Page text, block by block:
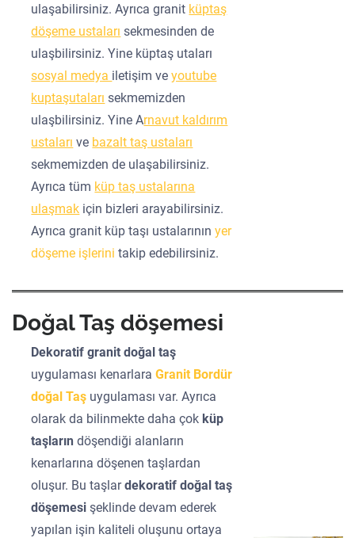
ulaşabilirsiniz. Ayrıca granit küptaş
döşeme ustaları sekmesinden de
ulaşbilirsiniz. Yine küptaş utaları
sosyal medya iletişim veyoutube
kuptaşutaları sekmemizden
ulaşbilirsiniz. Yine Arnavut kaldırım
ustaları ve bazalt taş ustaları
sekmemizden de ulaşabilirsiniz.
Ayrıca tüm küp taş ustalarına
ulaşmak için bizleri arayabilirsiniz.
Ayrıca granit küp taşı ustalarının yer
döşeme işlerini takip edebilirsiniz.
Doğal Taş döşemesi
Dekoratif granit doğal taş
uygulaması kenarlaraGranit Bordür
doğal Taş uygulaması var. Ayrıca
olarak da bilinmekte daha çok küp
taşların döşendiği alanların
kenarlarına döşenen taşlardan
oluşur. Bu taşlardekoratif doğal taş
döşemesişeklinde devam ederek
yapılan işin kaliteli oluşunu ortaya